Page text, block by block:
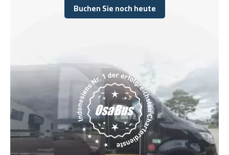
Buchen Sie noch heute
Buchen Sie noch heute